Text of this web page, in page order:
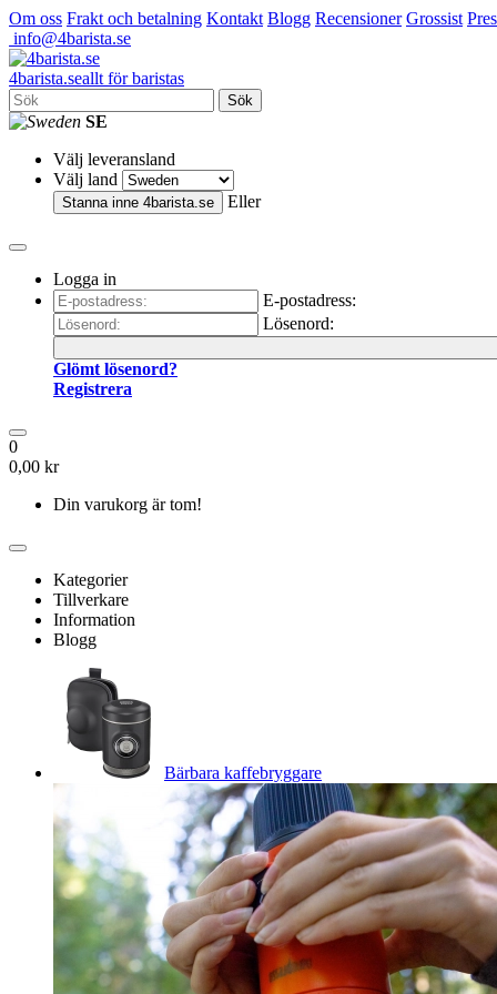
Om oss Frakt och betalning Kontakt Blogg Recensioner Grossist
info@4barista.se
4barista.seallt för baristas
Sök
SE
Välj leveransland
Välj land
Stanna inne 4barista.se Eller
Logga in
E-postadress:
Lösenord:
Glömt lösenord?
Registrera
0
0,00 kr
Din varukorg är tom!
Kategorier
Tillverkare
Information
Blogg
Bärbara kaffebryggare